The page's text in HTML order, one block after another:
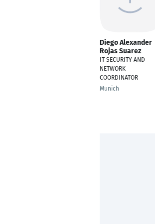
Diego Alexander
Rojas Suarez
IT SECURITY AND
NETWORK
COORDINATOR
Munich